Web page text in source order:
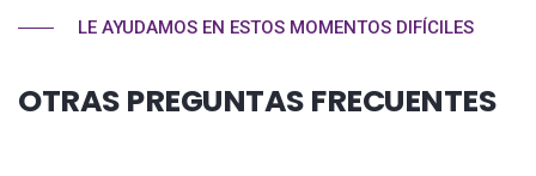
LE AYUDAMOS EN ESTOS MOMENTOS DIFÍCILES
OTRAS PREGUNTAS FRECUENTES